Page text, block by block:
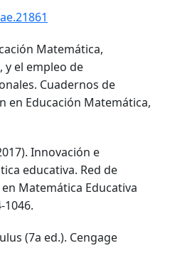
Matemática,
y el empleo de
Cuadernos de
en Educación Matemática,
Innovación e
educativa. Red de
Matemática Educativa
1046.
(7a ed.). Cengage